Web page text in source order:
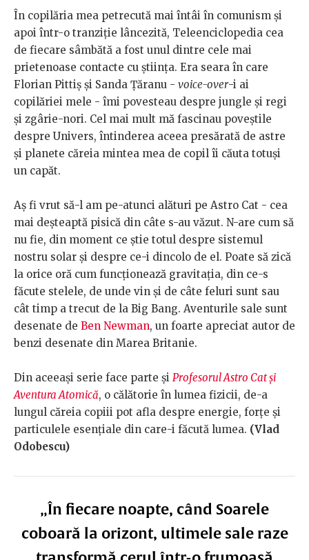
În copilăria mea petrecută mai întâi în comunism și
apoi într-o tranziție lâncezită, Teleenciclopedia cea
de fiecare sâmbătă a fost unul dintre cele mai
prietenoase contacte cu știința. Era seara în care
Florian Pittiș și Sanda Țăranu - voice-over-i ai
copilăriei mele - îmi povesteau despre jungle și regi
și zgârie-nori. Cel mai mult mă fascinau poveștile
despre Univers, întinderea aceea presărată de astre
și planete căreia mintea mea de copil îi căuta totuși
un capăt.
Aș fi vrut să-l am pe-atunci alături pe Astro Cat - cea
mai deșteaptă pisică din câte s-au văzut. N-are cum să
nu fie, din moment ce știe totul despre sistemul
nostru solar și despre ce-i dincolo de el. Poate să zică
la orice oră cum funcționează gravitația, din ce-s
făcute stelele, de unde vin și de câte feluri sunt sau
cât timp a trecut de la Big Bang. Aventurile sale sunt
desenate de Ben Newman, un foarte apreciat autor de
benzi desenate din Marea Britanie.
Din aceeași serie face parte și Profesorul Astro Cat și
Aventura Atomică, o călătorie în lumea fizicii, de-a
lungul căreia copiii pot afla despre energie, forțe și
particulele esențiale din care-i făcută lumea. (Vlad
Odobescu)
„În fiecare noapte, când Soarele
coboară la orizont, ultimele sale raze